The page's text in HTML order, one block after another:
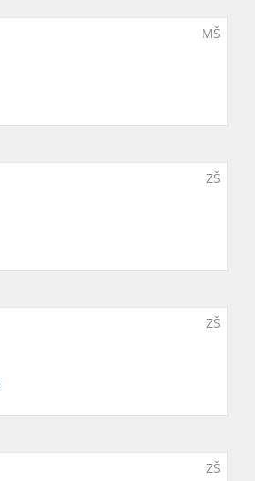
MŠ
ZŠ
ZŠ
ZŠ